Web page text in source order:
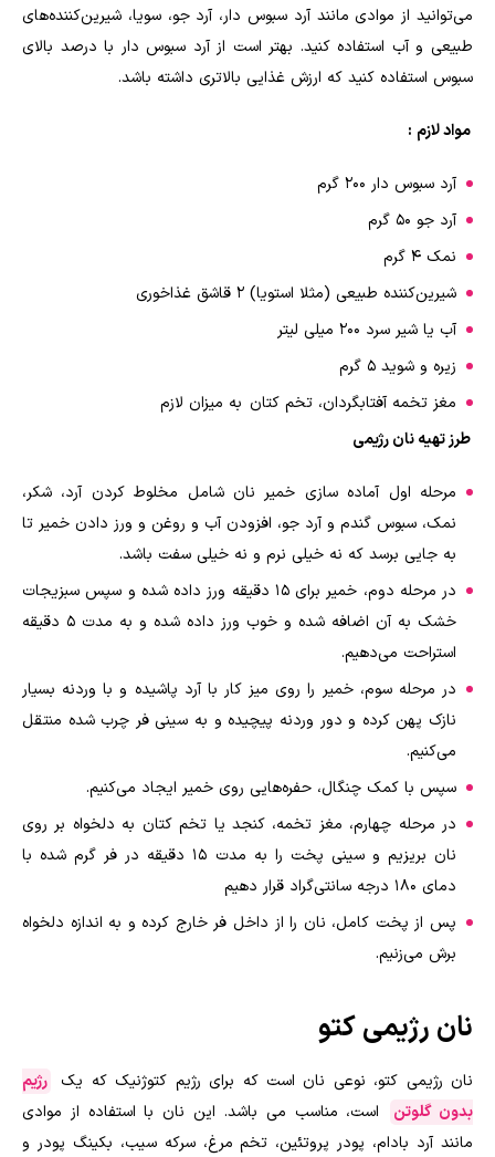
می‌توانید از موادی مانند آرد سبوس دار، آرد جو، سویا، شیرین‌کننده‌های
طبیعی و آب استفاده کنید. بهتر است از آرد سبوس دار با درصد بالای
سبوس استفاده کنید که ارزش غذایی بالاتری داشته باشد.
مواد لازم :
آرد سبوس دار 200 گرم
آرد جو 50 گرم
نمک 4 گرم
شیرین‌کننده طبیعی (مثلا استویا) 2 قاشق غذاخوری
آب یا شیر سرد 200 میلی لیتر
زیره و شوید 5 گرم
مغز تخمه آفتابگردان، تخم کتان به میزان لازم
طرز تهیه نان رژیمی
مرحله اول آماده سازی خمیر نان شامل مخلوط کردن آرد، شکر،
نمک، سبوس گندم و آرد جو، افزودن آب و روغن و ورز دادن خمیر تا
به جایی برسد که نه خیلی نرم و نه خیلی سفت باشد.
در مرحله دوم، خمیر برای ۱۵ دقیقه ورز داده شده و سپس سبزیجات
خشک به آن اضافه شده و خوب ورز داده شده و به مدت ۵ دقیقه
استراحت می‌دهیم.
در مرحله سوم، خمیر را روی میز کار با آرد پاشیده و با وردنه بسیار
نازک پهن کرده و دور وردنه پیچیده و به سینی فر چرب شده منتقل
می‌کنیم.
سپس با کمک چنگال، حفره‌هایی روی خمیر ایجاد می‌کنیم.
در مرحله چهارم، مغز تخمه، کنجد یا تخم کتان به دلخواه بر روی
نان بریزیم و سینی پخت را به مدت ۱۵ دقیقه در فر گرم شده با
دمای ۱۸۰ درجه سانتی‌گراد قرار دهیم
پس از پخت کامل، نان را از داخل فر خارج کرده و به اندازه دلخواه
برش می‌زنیم.
نان رژیمی کتو
نان رژیمی کتو، نوعی نان است که برای رژیم کتوژنیک که یک
رژیم
بدون گلوتن
است، مناسب می باشد. این نان با استفاده از موادی
مانند آرد بادام، پودر پروتئین، تخم مرغ، سرکه سیب، بکینگ پودر و